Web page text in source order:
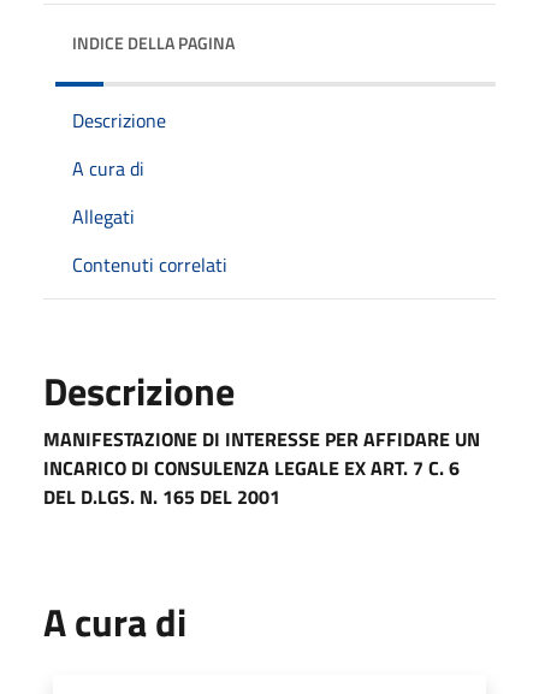
INDICE DELLA PAGINA
Descrizione
A cura di
Allegati
Contenuti correlati
Descrizione
MANIFESTAZIONE DI INTERESSE PER AFFIDARE UN
INCARICO DI CONSULENZA LEGALE EX ART. 7 C. 6
DEL D.LGS. N. 165 DEL 2001
A cura di